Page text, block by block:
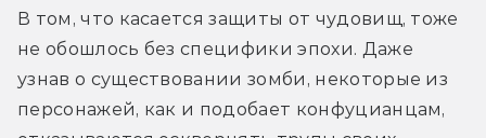
В том, что касается защиты от чудовищ, тоже
не обошлось без специфики эпохи. Даже
узнав о существовании зомби, некоторые из
персонажей, как и подобает конфуцианцам,